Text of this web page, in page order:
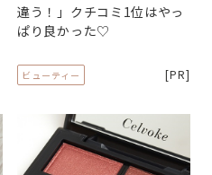
違う！」クチコミ1位はやっ
ぱり良かった♡
ビューティー [PR]